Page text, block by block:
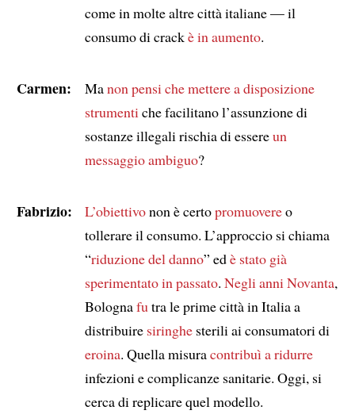
come in molte altre città italiane — il
consumo di crackè in aumento.
Carmen: Manon pensi chemettere a disposizione
strumenti che facilitano l’assunzione di
sostanze illegali rischia di essereun
messaggio ambiguo?
Fabrizio: L’obiettivonon è certopromuovereo
tollerare il consumo. L’approccio si chiama
“riduzione del danno” edè stato già
sperimentato in passato. Negli anni Novanta,
Bolognafu tra le prime città in Italia a
distribuire siringhesterili ai consumatori di
eroina. Quella misuracontribuì aridurre
infezioni e complicanze sanitarie. Oggi, si
cerca di replicare quel modello.